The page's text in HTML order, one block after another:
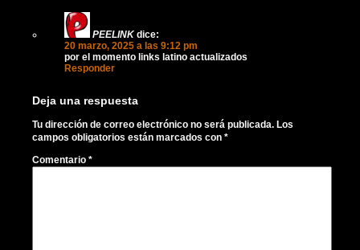
PEELINK dice:
20 marzo, 2025 a las 9:12 pm
por el momento links latino actualizados
Responder
Deja una respuesta
Tu dirección de correo electrónico no será publicada. Los
campos obligatorios están marcados con *
Comentario *